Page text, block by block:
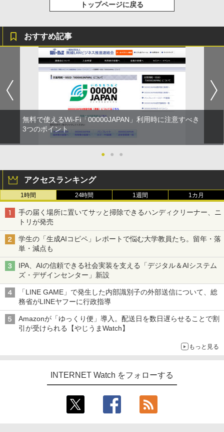
トップページに戻る
おすすめ記事
無料で使えるWi-Fi「00000JAPAN」利用時に注意すべき
3つのポイント
● ● ●
アクセスランキング
1時間 24時間 1週間 1カ月
手の届く場所に置いてサッと掃除できるハンディクリーナー、ニ
トリが発売
学生の「生成AIコピペ」レポートで悩む大学教員たち。留年・落
単・減点も
IPA、AIの信頼できる社会実装を支える「デジタル＆AIシステム
ズ・デザインセンター」新設
「LINE GAME」で発生した内部識別子の外部送信について、総
務省がLINEヤフーに行政指導
Amazonが「ゆっくり便」導入。配送日を数日遅らせることで割
引が受けられる【やじうまWatch】
もっと見る
INTERNET Watch をフォローする